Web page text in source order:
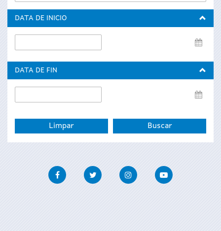
DATA DE INICIO
de
DATA DE FIN
de
FacebookTwitter InstagramYoutube